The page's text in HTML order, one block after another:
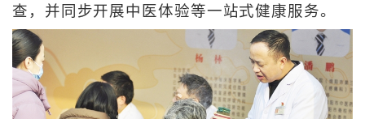
查，并同步开展中医体验等一站式健康服务。